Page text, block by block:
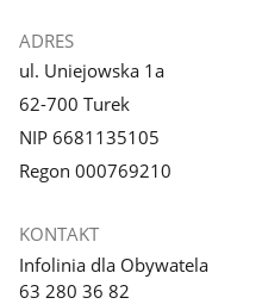
ADRES
ul. Uniejowska 1a
62-700 Turek
NIP 6681135105
Regon 000769210
KONTAKT
Infolinia dla Obywatela
63 280 36 82